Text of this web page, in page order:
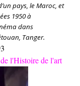
pays, le Maroc, et
1950 à
dans
Tanger.
l'Histoire de l'art